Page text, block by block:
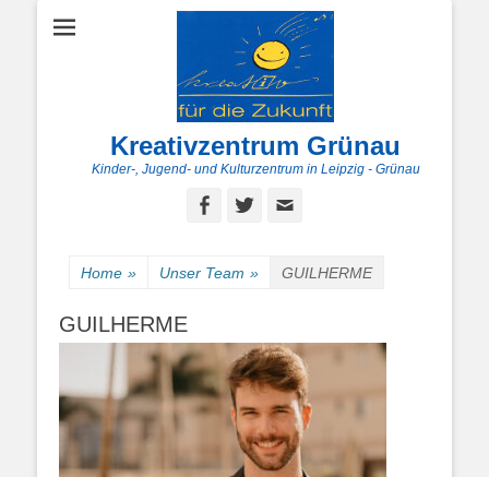
Kreativzentrum Grünau
Kinder-, Jugend- und Kulturzentrum in Leipzig - Grünau
Facebook
Twitter
Home » Unser Team » GUILHERME
GUILHERME